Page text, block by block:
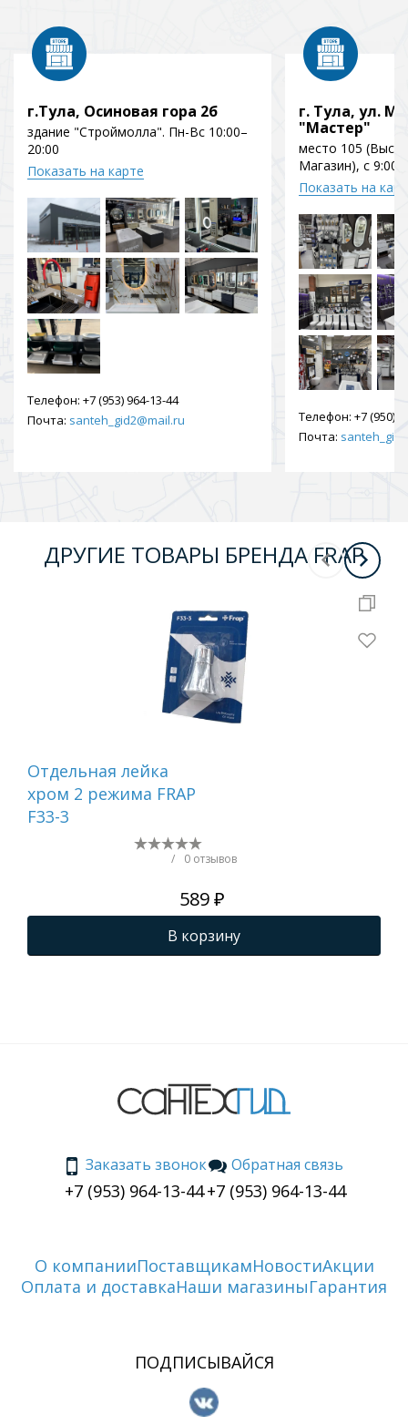
г.Тула, Осиновая гора 2б
здание "Строймолла". Пн-Вс 10:00–
20:00
Показать на карте
Телефон: +7 (953) 964-13-44
Почта: santeh_gid2@mail.ru
г. Тула, ул.
"Мастер"
место 105
Магазин), с 9:00
Показать на
Телефон: +7 (950)
Почта:
ДРУГИЕ ТОВАРЫ БРЕНДА FRAP
Отдельная лейка
хром 2 режима FRAP
F33-3
/ 0 отзывов
589 ₽
В корзину
Заказать звонок
+7 (953) 964-13-44
Обратная связь
+7 (953) 964-13-44
О компанииПоставщикамНовостиАкции
Оплата и доставкаНаши магазиныГарантия
ПОДПИСЫВАЙСЯ